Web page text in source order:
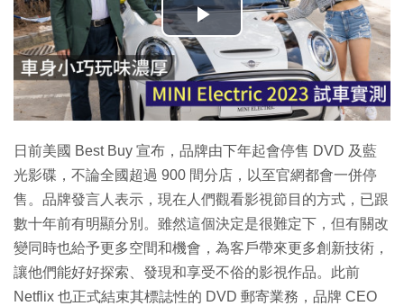
播
放
影
片
日前美國 Best Buy 宣布，品牌由下年起會停售 DVD 及藍
光影碟，不論全國超過 900 間分店，以至官網都會一併停
售。品牌發言人表示，現在人們觀看影視節目的方式，已跟
數十年前有明顯分別。雖然這個決定是很難定下，但有關改
變同時也給予更多空間和機會，為客戶帶來更多創新技術，
讓他們能好好探索、發現和享受不俗的影視作品。此前
Netflix 也正式結束其標誌性的 DVD 郵寄業務，品牌 CEO